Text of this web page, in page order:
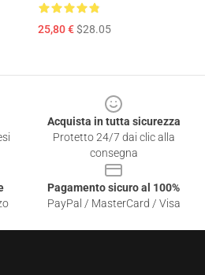
25,80 €$28.05
Acquista in tutta sicurezza
Protetto 24/7 dai clic alla
consegna
Pagamento sicuro al 100%
PayPal / MasterCard / Visa